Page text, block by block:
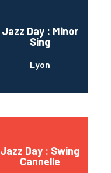
Jazz Day : Minor
Sing
Lyon
Jazz Day : Swing
Cannelle